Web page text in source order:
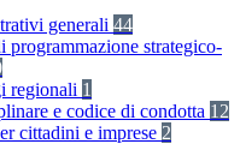
generali 44
programmazione strategico-
regionali 1
e codice di condotta 12
cittadini e imprese 2